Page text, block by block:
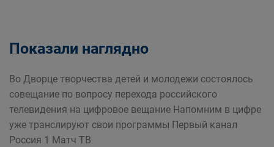
Показали наглядно
Во Дворце творчества детей и молодежи состоялось
совещание по вопросу перехода российского
телевидения на цифровое вещание Напомним в цифре
уже транслируют свои программы Первый канал
Россия 1 Матч ТВ